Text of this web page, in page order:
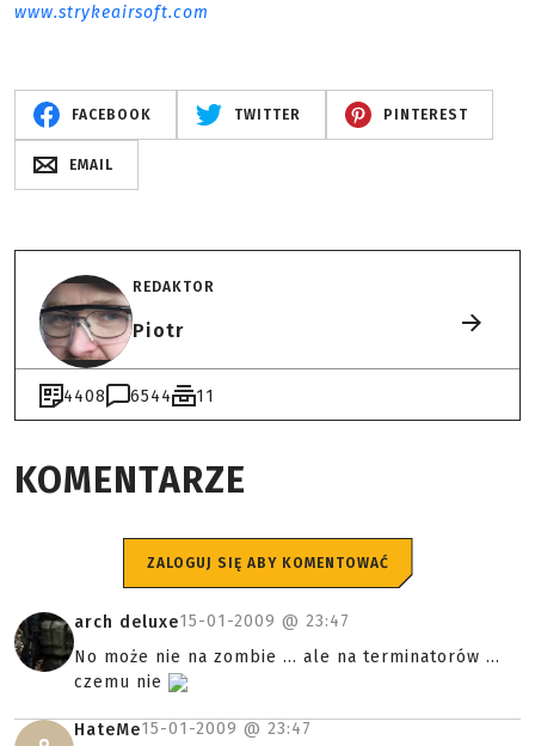
www.strykeairsoft.com
FACEBOOK TWITTER PINTEREST
EMAIL
REDAKTOR
Piotr
4408 6544 11
KOMENTARZE
ZALOGUJ SIĘ ABY KOMENTOWAĆ
arch deluxe15-01-2009 @ 23:47
No może nie na zombie ... ale na terminatorów ...
czemu nie
HateMe15-01-2009 @ 23:47